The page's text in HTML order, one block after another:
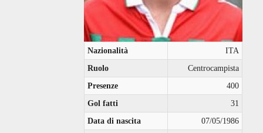
Nazionalità
ITA
Ruolo
Centrocampista
Presenze
400
Gol fatti
31
Data di nascita
07/05/1986